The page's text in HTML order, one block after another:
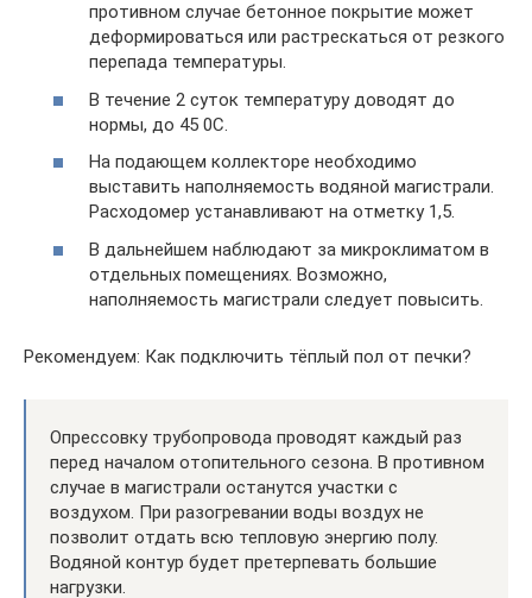
противном случае бетонное покрытие может
деформироваться или растрескаться от резкого
перепада температуры.
В течение 2 суток температуру доводят до
нормы, до 45 0С.
На подающем коллекторе необходимо
выставить наполняемость водяной магистрали.
Расходомер устанавливают на отметку 1,5.
В дальнейшем наблюдают за микроклиматом в
отдельных помещениях. Возможно,
наполняемость магистрали следует повысить.
Рекомендуем: Как подключить тёплый пол от печки?
Опрессовку трубопровода проводят каждый раз
перед началом отопительного сезона. В противном
случае в магистрали останутся участки с
воздухом. При разогревании воды воздух не
позволит отдать всю тепловую энергию полу.
Водяной контур будет претерпевать большие
нагрузки.